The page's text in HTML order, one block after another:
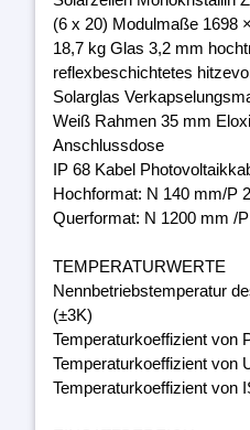
(6 x 20) Modulmaße 1698
18,7 kg Glas 3,2 mm
reflexbeschichtetes
Solarglas
Weiß Rahmen 35 mm
Anschlussdose
IP 68 Kabel
Hochformat: N 140 mm/P
Querformat: N 1200 mm /
TEMPERATURWERTE
Nennbetriebstemperatur
(±3K)
Temperaturkoeffizient von
Temperaturkoeffizient von
Temperaturkoeffizient von